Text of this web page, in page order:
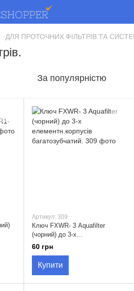
ДЛЯ ПРОТОЧНИХ ФІЛЬТРІВ ТА
За популярністю
Артикул: 309
Ключ FXWR- 3 Aquafilter
(чорний) до 3-х
елементн.корпусів
багатозубчатий.
60 грн
Купити